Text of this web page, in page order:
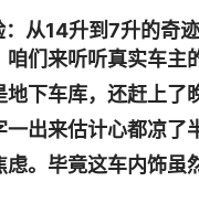
：从14升到7升的奇迹
咱们来听听真实车
下车库，还赶上了
出来估计心都凉了
。毕竟这车内饰